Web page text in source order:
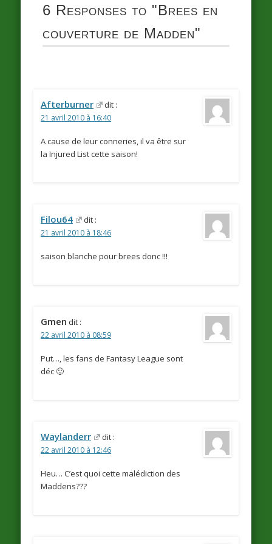
6 Responses to "Brees en
couverture de Madden"
Afterburner dit :
21 avril 2010 à 16:40
A cause de leur conneries, il va être sur
la Injured List cette saison!
Filou64 dit :
21 avril 2010 à 18:46
saison blanche pour brees donc !!!
Gmen dit :
22 avril 2010 à 08:59
Put…, les fans de Fantasy League sont
déc 🙂
Waylanderr dit :
22 avril 2010 à 12:46
Heu… C’est quoi cette malédiction des
Maddens???